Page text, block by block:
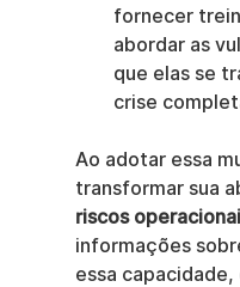
fornecer
abordar as
que elas se
crise
Ao adotar essa
transformar sua
riscos
informações
essa